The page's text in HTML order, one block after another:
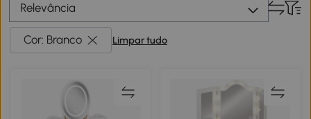
Relevância
Cor: Branco Limpar tudo